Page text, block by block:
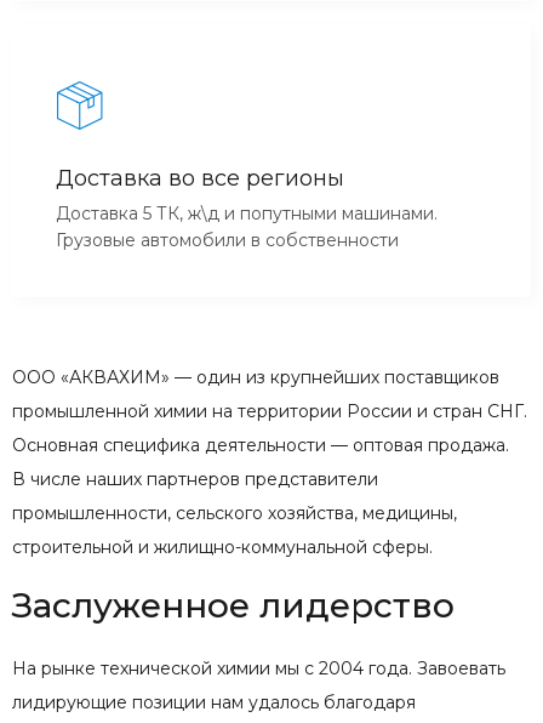
Доставка во все регионы
Доставка 5 ТК, ж\д и попутными машинами.
Грузовые автомобили в собственности
ООО «АКВАХИМ» — один из крупнейших поставщиков
промышленной химии на территории России и стран СНГ.
Основная специфика деятельности — оптовая продажа.
В числе наших партнеров представители
промышленности, сельского хозяйства, медицины,
строительной и жилищно-коммунальной сферы.
Заслуженное лидерство
На рынке технической химии мы с 2004 года. Завоевать
лидирующие позиции нам удалось благодаря